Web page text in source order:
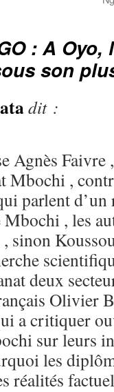
: A Oyo,
son
dit :
Agnès Faivre
Mbochi ,
parlent
, les
, sinon
deux
Olivier
a critiquer
sur leurs
les
réalités